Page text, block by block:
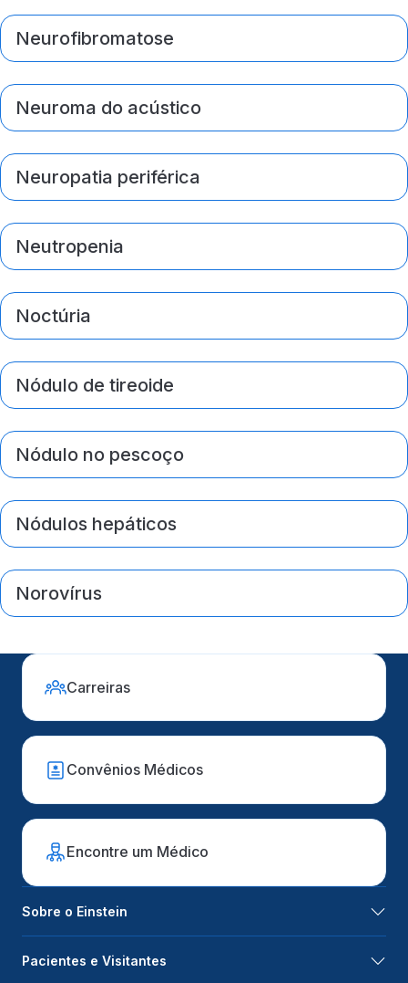
Neurofibromatose
Neuroma do acústico
Neuropatia periférica
Neutropenia
Noctúria
Nódulo de tireoide
Nódulo no pescoço
Nódulos hepáticos
Norovírus
Carreiras
Convênios Médicos
Encontre um Médico
Sobre o Einstein
Pacientes e Visitantes